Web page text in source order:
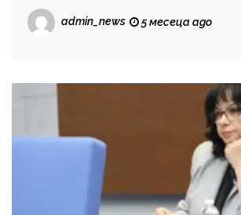
Търново
admin_news 5 месеца ago